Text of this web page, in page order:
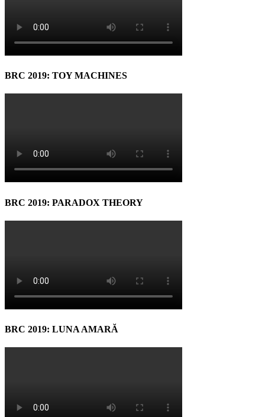
BRC 2019: TOY MACHINES
BRC 2019: PARADOX THEORY
BRC 2019: LUNA AMARĂ